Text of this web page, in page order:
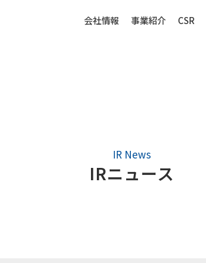
会社情報 事業紹介 CSR
IRニュース